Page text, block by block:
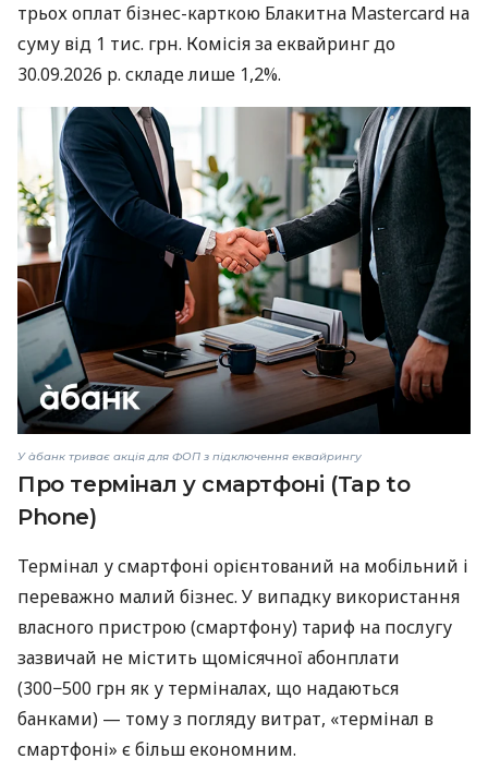
трьох оплат бізнес-карткою Блакитна Mastercard на
суму від 1 тис. грн. Комісія за еквайринг до
30.09.2026 р. складе лише 1,2%.
У àбанк триває акція для ФОП з підключення еквайрингу
Про термінал у смартфоні (Tap to
Phone)
Термінал у смартфоні орієнтований на мобільний і
переважно малий бізнес. У випадку використання
власного пристрою (смартфону) тариф на послугу
зазвичай не містить щомісячної абонплати
(300−500 грн як у терміналах, що надаються
банками) — тому з погляду витрат, «термінал в
смартфоні» є більш економним.